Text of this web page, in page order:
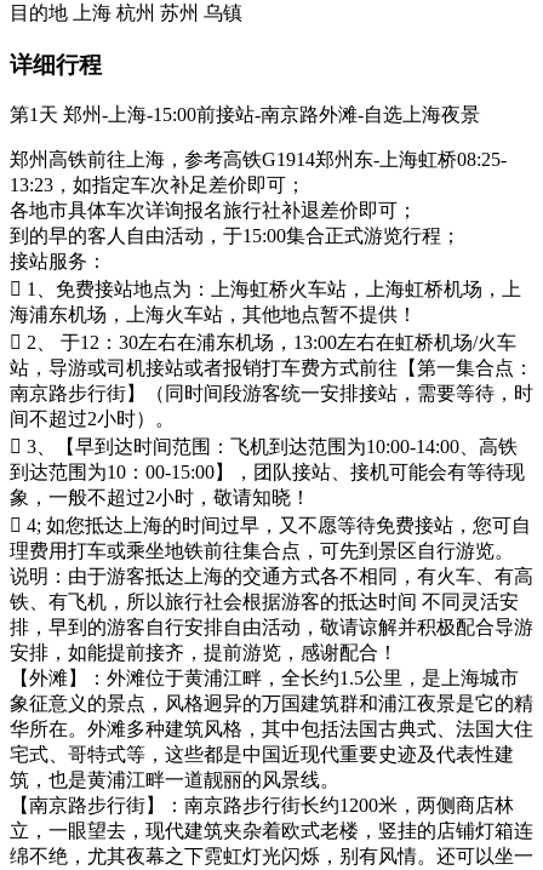
目的地
上海 杭州 苏州 乌镇
详细行程
第1天 郑州-上海-15:00前接站-南京路外滩-自选上海夜景
郑州高铁前往上海，参考高铁G1914郑州东-上海虹桥08:25-
13:23，如指定车次补足差价即可；
各地市具体车次详询报名旅行社补退差价即可；
到的早的客人自由活动，于15:00集合正式游览行程；
接站服务：
 1、免费接站地点为：上海虹桥火车站，上海虹桥机场，上
海浦东机场，上海火车站，其他地点暂不提供！
 2、 于12：30左右在浦东机场，13:00左右在虹桥机场/火车
站，导游或司机接站或者报销打车费方式前往【第一集合点：
南京路步行街】（同时间段游客统一安排接站，需要等待，时
间不超过2小时）。
 3、【早到达时间范围：飞机到达范围为10:00-14:00、高铁
到达范围为10：00-15:00】，团队接站、接机可能会有等待现
象，一般不超过2小时，敬请知晓！
 4; 如您抵达上海的时间过早，又不愿等待免费接站，您可自
理费用打车或乘坐地铁前往集合点，可先到景区自行游览。
说明：由于游客抵达上海的交通方式各不相同，有火车、有高
铁、有飞机，所以旅行社会根据游客的抵达时间 不同灵活安
排，早到的游客自行安排自由活动，敬请谅解并积极配合导游
安排，如能提前接齐，提前游览，感谢配合！
【外滩】：外滩位于黄浦江畔，全长约1.5公里，是上海城市
象征意义的景点，风格迥异的万国建筑群和浦江夜景是它的精
华所在。外滩多种建筑风格，其中包括法国古典式、法国大住
宅式、哥特式等，这些都是中国近现代重要史迹及代表性建
筑，也是黄浦江畔一道靓丽的风景线。
【南京路步行街】：南京路步行街长约1200米，两侧商店林
立，一眼望去，现代建筑夹杂着欧式老楼，竖挂的店铺灯箱连
绵不绝，尤其夜幕之下霓虹灯光闪烁，别有风情。还可以坐一